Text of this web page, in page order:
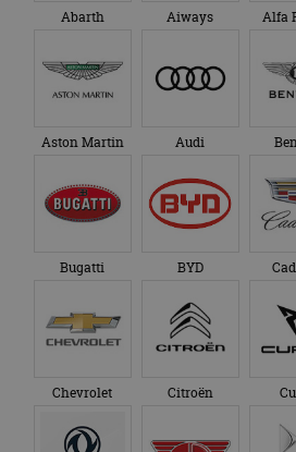
Abarth Aiways Alfa
Aston Martin Audi
Bugatti BYD
Chevrolet Citroën